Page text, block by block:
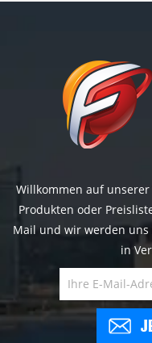
Willkommen auf
Produkten oder
Mail und wir werden
in